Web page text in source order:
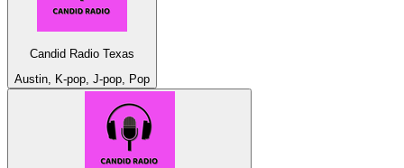
Candid Radio Texas
Austin, K-pop, J-pop, Pop